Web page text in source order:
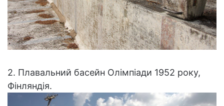
2. Плавальний басейн Олімпіади 1952 року,
Фінляндія.